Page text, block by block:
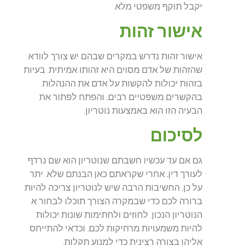
יקבל תוקף משפטי מלא.
אישור זהות
אישור זהות נדרש במקרים שבהם יש צורך לוודא
שהזהות של אדם מסוים היא זהותו אמיתית. בעיות
בזהות יכולות להקשות על אדם את ההנהלות
בהקשרים משפטיים רבים, והפתח לפתור את
הבעיה הזו הוא באמצעות נוטריון.
לסיכום
גם אם עד עכשיו חשבתם שנוטריון הוא שם נרדף
לעורך דין, אחרי שקראתם כאן הבנתם שלא. יתר
על כן, החשיבות הרבה שיש לנוטריון צריכה להיות
ברורה לכם כדי שבמקרה הצורך תוכלו לבחור א
הנוטריון הנכון. לחוזים ולחתימות שונות יכולות
להיות משמעויות מרחיקות לכם, וכדאי להתייחס
אליהן בצורה רצינית כדי למנוע תקלות.